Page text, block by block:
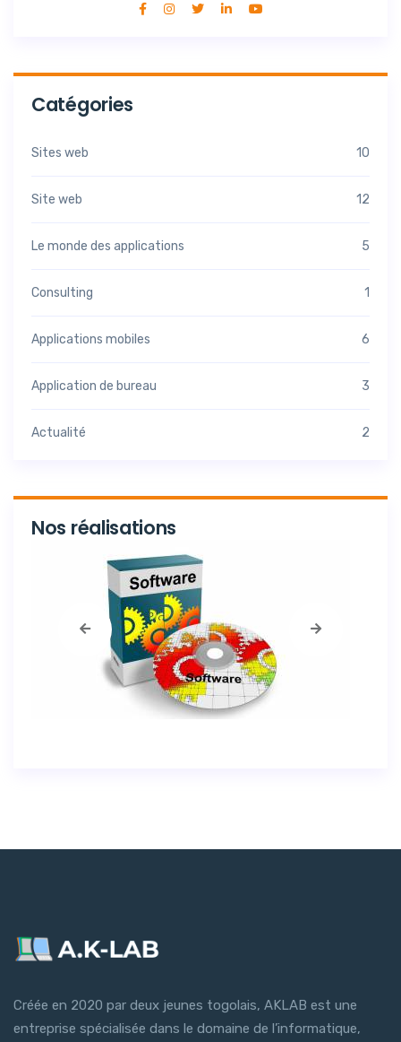
Catégories
Sites web 10
Site web 12
Le monde des applications 5
Consulting 1
Applications mobiles 6
Application de bureau 3
Actualité 2
Nos réalisations
Créée en 2020 par deux jeunes togolais, AKLAB est une
entreprise spécialisée dans le domaine de l’informatique,